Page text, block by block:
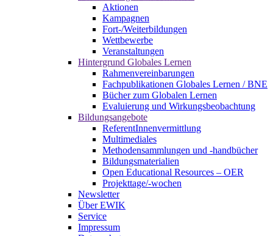
Aktionen
Kampagnen
Fort-/Weiterbildungen
Wettbewerbe
Veranstaltungen
Hintergrund Globales Lernen
Rahmenvereinbarungen
Fachpublikationen Globales Lernen / BNE
Bücher zum Globalen Lernen
Evaluierung und Wirkungsbeobachtung
Bildungsangebote
ReferentInnenvermittlung
Multimediales
Methodensammlungen und -handbücher
Bildungsmaterialien
Open Educational Resources – OER
Projekttage/-wochen
Newsletter
Über EWIK
Service
Impressum